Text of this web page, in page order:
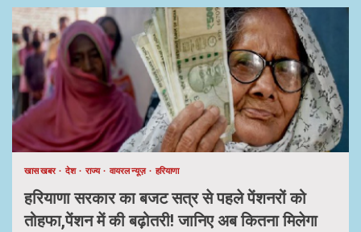
खास खबर देश राज्य वायरल न्यूज़ हरियाणा
हरियाणा सरकार का बजट सत्र से पहले पेंशनरों को
तोहफा,पेंशन में की बढ़ोतरी! जानिए अब कितना मिलेगा